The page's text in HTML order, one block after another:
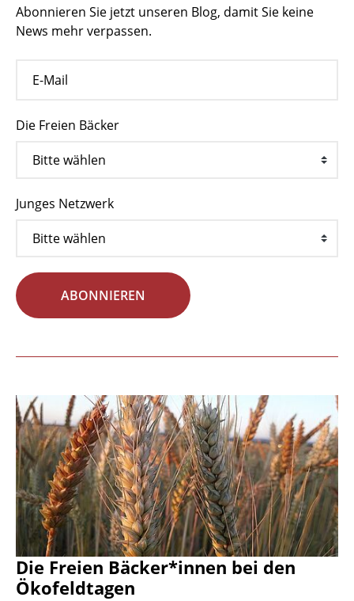
Abonnieren Sie jetzt unseren Blog, damit Sie keine
News mehr verpassen.
Die Freien Bäcker
Junges Netzwerk
ABONNIEREN
Die Freien Bäcker*innen bei den
Ökofeldtagen